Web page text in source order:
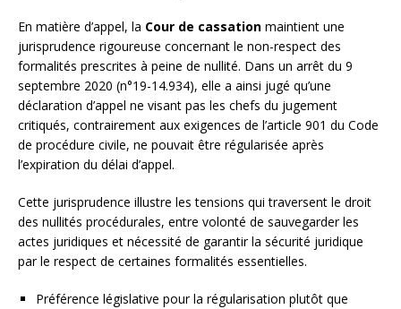
En matière d’appel, la Cour de cassation maintient une
jurisprudence rigoureuse concernant le non-respect des
formalités prescrites à peine de nullité. Dans un arrêt du 9
septembre 2020 (n°19-14.934), elle a ainsi jugé qu’une
déclaration d’appel ne visant pas les chefs du jugement
critiqués, contrairement aux exigences de l’article 901 du Code
de procédure civile, ne pouvait être régularisée après
l’expiration du délai d’appel.
Cette jurisprudence illustre les tensions qui traversent le droit
des nullités procédurales, entre volonté de sauvegarder les
actes juridiques et nécessité de garantir la sécurité juridique
par le respect de certaines formalités essentielles.
Préférence législative pour la régularisation plutôt que